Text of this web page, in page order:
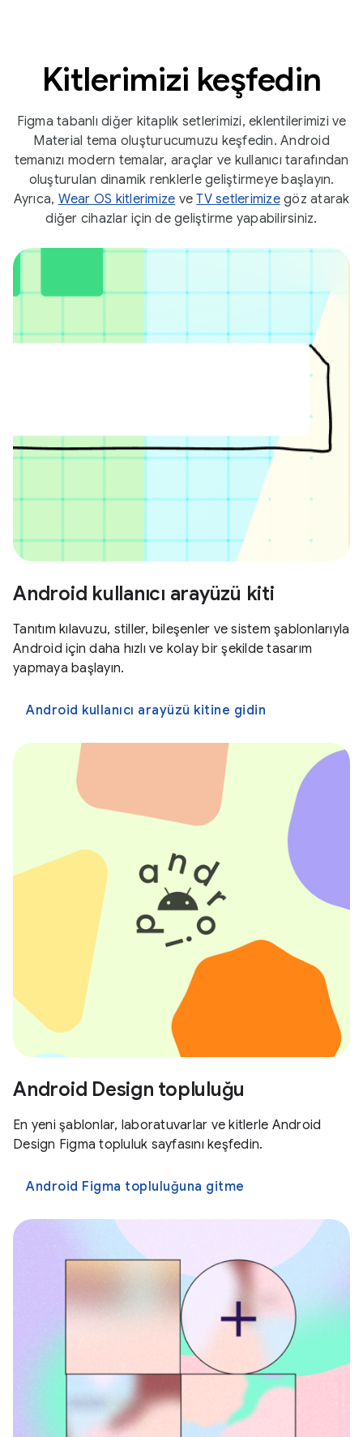
Kitlerimizi keşfedin
Figma tabanlı diğer kitaplık setlerimizi, eklentilerimizi ve
Material tema oluşturucumuzu keşfedin. Android
temanızı modern temalar, araçlar ve kullanıcı tarafından
oluşturulan dinamik renklerle geliştirmeye başlayın.
Ayrıca, Wear OS kitlerimize veTV setlerimizegöz atarak
diğer cihazlar için de geliştirme yapabilirsiniz.
Android kullanıcı arayüzü kiti
Tanıtım kılavuzu, stiller, bileşenler ve sistem şablonlarıyla
Android için daha hızlı ve kolay bir şekilde tasarım
yapmaya başlayın.
Android kullanıcı arayüzü kitine gidin
Android Design topluluğu
En yeni şablonlar, laboratuvarlar ve kitlerle Android
Design Figma topluluk sayfasını keşfedin.
Android Figma topluluğuna gitme